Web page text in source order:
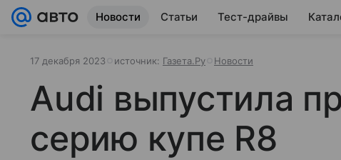
Новости Статьи Тест-драйвы
17 декабря 2023 источник: Газета.Ру Новости
Audi выпустила
серию купе R8